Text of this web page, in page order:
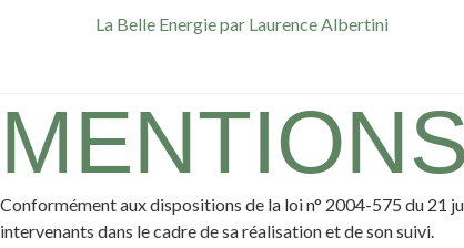
La Belle Energie par Laurence Albertini
Conformément aux dispositions de la loi n° 2004-575 du 21
intervenants dans le cadre de sa réalisation et de son suivi.